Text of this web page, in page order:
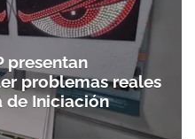
presentan
problemas reales
de Iniciación